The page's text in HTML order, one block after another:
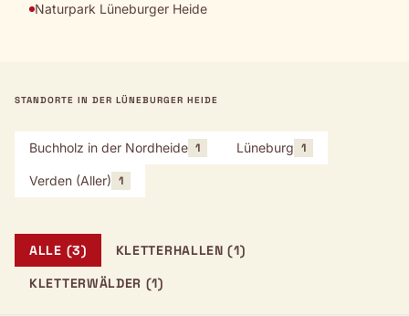
Naturpark Lüneburger Heide
STANDORTE IN DER LÜNEBURGER HEIDE
Buchholz in der Nordheide 1 Lüneburg 1
Verden (Aller) 1
ALLE (3)
KLETTERHALLEN (1)
KLETTERWÄLDER (1)